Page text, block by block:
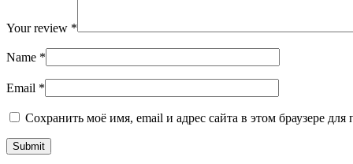
Your review *
Name *
Email *
Сохранить моё имя, email и адрес сайта в этом браузере